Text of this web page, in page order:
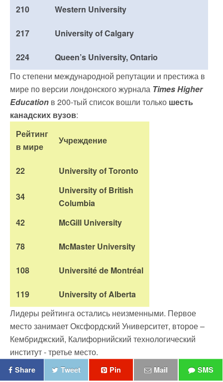
210 Western University
217 University of Calgary
224
Queen’s University, Ontario
По степени международной репутации и престижа в
мире по версии лондонского журнала Times Higher
Education в 200-тый список вошли только шесть
канадских вузов:
Рейтинг
в мире
Учреждение
22 University of Toronto
34
University of British
Columbia
42
McGill University
78 McMaster University
108 Université de Montréal
119
University of Alberta
Лидеры рейтинга остались неизменными. Первое
место занимает Оксфордский Университет, второе –
Кембриджский, Калифорнийский технологический
институт - третье место.
Share Tweet Pin Mail SMS